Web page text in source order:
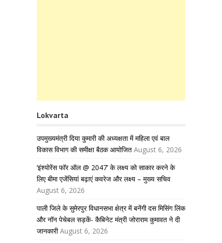
Lokvarta
उपमुख्यमंत्री दिया कुमारी की अध्यक्षता में महिला एवं बाल
विकास विभाग की समीक्षा बैठक आयोजित August 6, 2026
‘इंश्योरेंस फॉर ऑल @ 2047’ के लक्ष्य को साकार करने के
लिए बीमा एजेंसियां बढ़ाएं कवरेज और लक्ष्य – मुख्य सचिव
August 6, 2026
पाली जिले के सुमेरपुर विधानसभा क्षेत्र में बनेंगी दस मिसिंग लिंक
और नॉन पेचेबल सड़कें- कैबिनेट मंत्री जोराराम कुमावत ने दी
जानकारी August 6, 2026